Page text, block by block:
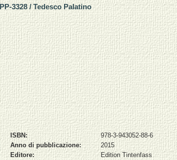
3328 / Tedesco Palatino
ISBN:
978-3-943052-88-6
Anno di pubblicazione:
2015
Editore:
Edition Tintenfass